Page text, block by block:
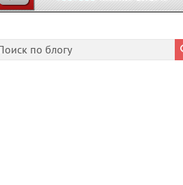
Cfgliberty